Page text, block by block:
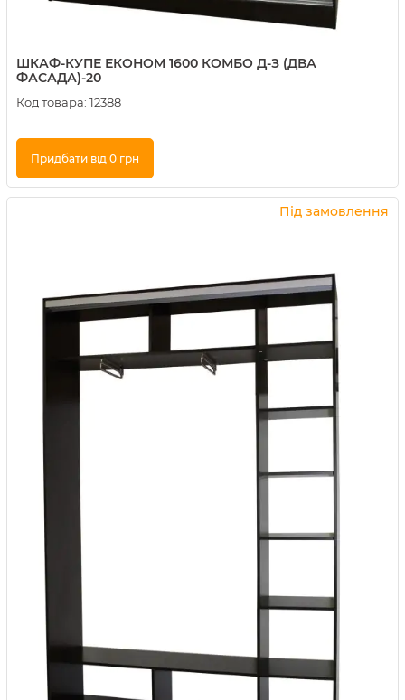
ШКАФ-КУПЕ ЕКОНОМ 1600 КОМБО Д-З (ДВА
ФАСАДА)-20
Код товара: 12388
Придбати від 0 грн
Купити в 1 клік
Під замовлення